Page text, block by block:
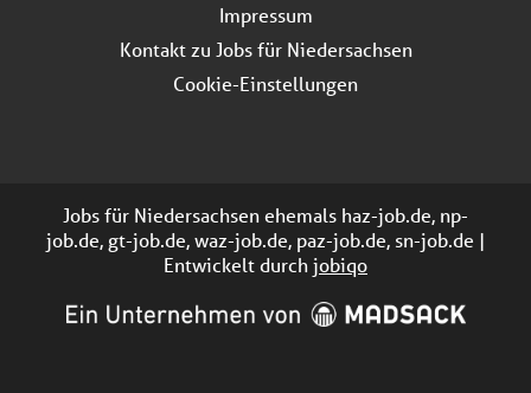
Impressum
Kontakt zu Jobs für Niedersachsen
Cookie-Einstellungen
Jobs für Niedersachsen ehemals haz-job.de, np-
job.de, gt-job.de, waz-job.de, paz-job.de, sn-job.de |
Entwickelt durchjobiqo